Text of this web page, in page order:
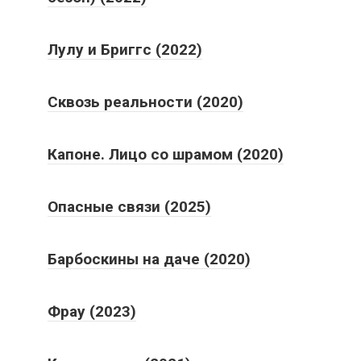
Лулу и Бриггс (2022)
Сквозь реальности (2020)
Капоне. Лицо со шрамом (2020)
Опасные связи (2025)
Барбоскины на даче (2020)
Фрау (2023)